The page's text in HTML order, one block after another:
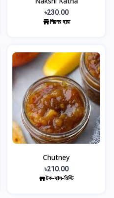
৳230.00
শিল্পের ছায়া
Chutney
৳210.00
টক-ঝাল-মিস্টি